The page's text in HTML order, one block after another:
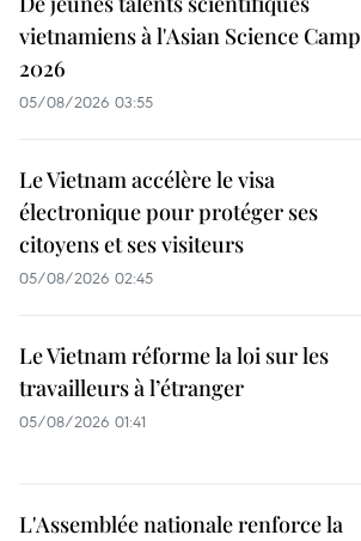
vietnamiens à l'Asian Science Camp
2026
05/08/2026 03:55
Le Vietnam accélère le visa
électronique pour protéger ses
citoyens et ses visiteurs
05/08/2026 02:45
Le Vietnam réforme la loi sur les
travailleurs à l’étranger
05/08/2026 01:41
L'Assemblée nationale renforce la